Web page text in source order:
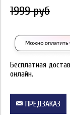
1999 руб
Бесплатная
онлайн.
ПРЕДЗАКАЗ